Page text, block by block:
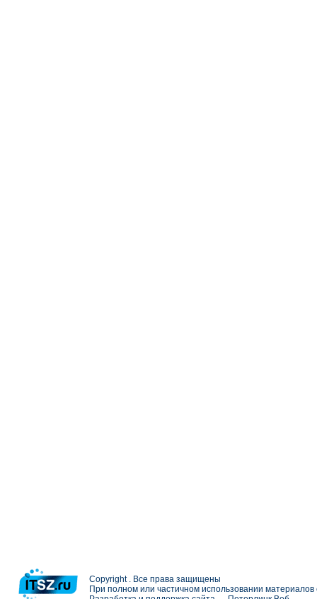
Copyright . Все права защищены
При полном или частичном использовании